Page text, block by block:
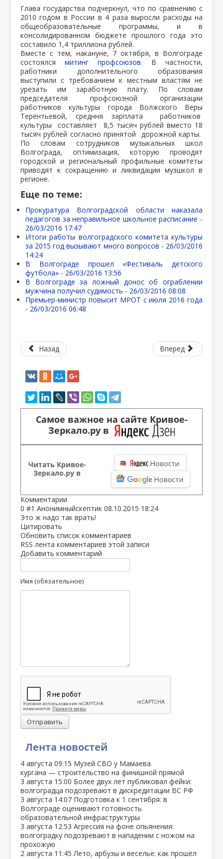
Лента новостей
4 августа 09:15 Музей СВО у Мамаева
кургана — строительство на финишной прямой
3 августа 15:00 Более двух лет публиковал фейки:
волгоградца подозревают в дискредитации ВС РФ
3 августа 14:07 Подготовка к 1 сентября: в
Волгограде оценивают готовность
образовательной инфраструктуры
3 августа 12:53 Агрессия на фоне опьянения:
волгоградку подозревают в нападении с ножом на
прохожую
2 августа 11:45 Лето, арбузы и веселье: как прошёл
Глава государства подчеркнул, что по сравнению с
2010 годом в России в 4 раза выросли расходы на
общеобразовательные программы, и в
консолидированном бюджете прошлого года это
составило 1,4 триллиона рублей.
Вместе с тем, накануне, 7 октября, в Волгограде
состоялся митинг профсоюзов. В частности,
работники дополнительного образования
выступили с требованием к местным властям не
урезать им заработную плату. По словам
председателя профсоюзной организации
работников культуры города Волжского Веры
Терентьевой, средння зарплата работников
культуры составляет 8,5 тысяч рублей вместо 18
тысяч рублей согласно принятой дорожной карты.
По словам сотрудников музыкальных школ
Волгограда, оптимизация, которую проводят
городской и региональный профильные комитеты
приводят к сокращению и ликвидации музшкол в
регионе.
Еще по теме:
Прокуратура Волгоградской области наказала
педагогов за неправильное школьное расписание -
26/03/2016 17:47
Итоги работы волгоградского комитета культуры
за 2015 год вызывают много вопросов - 26/03/2016
14:24
В Волгограде прошел «Фестиваль детского
футбола» - 26/03/2016 13:56
В Волгограде за ложный донос об ограблении
мужчина получил судимость - 26/03/2016 08:08
Премьер-министр повысит МРОТ с июля 2016 года
- 26/03/2016 06:48
Назад Вперед
Самое важное на сайте Кривое-
Зеркало.ру в
Читать Кривое-
Зеркало.ру в
Комментарии
0 #1 Анонимныйскептик 08.10.2015 18:24
Это ж надо так врать!
Цитировать
Обновить список комментариев
RSS лента комментариев этой записи
Добавить комментарий
Имя (обязательное)
Отправить